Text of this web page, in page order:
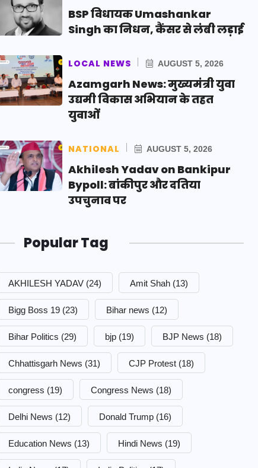
BSP विधायक Umashankar
Singh का निधन, कैंसर से लंबी लड़ाई
LOCAL NEWS AUGUST 5, 2026
Azamgarh News: मुख्यमंत्री युवा
उद्यमी विकास अभियान के तहत
युवाओं
NATIONAL AUGUST 5, 2026
Akhilesh Yadav on Bankipur
Bypoll: बांकीपुर और दतिया
उपचुनाव पर
Popular Tag
AKHILESH YADAV (24) Amit Shah (13)
Bigg Boss 19 (23) Bihar news (12)
Bihar Politics (29) bjp (19) BJP News (18)
Chhattisgarh News (31) CJP Protest (18)
congress (19) Congress News (18)
Delhi News (12) Donald Trump (16)
Education News (13) Hindi News (19)